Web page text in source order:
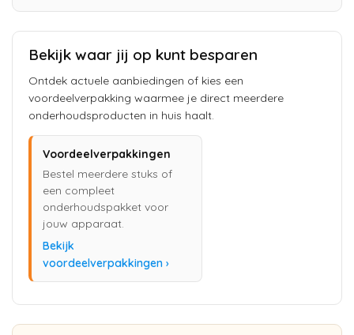
Bekijk waar jij op kunt besparen
Ontdek actuele aanbiedingen of kies een
voordeelverpakking waarmee je direct meerdere
onderhoudsproducten in huis haalt.
Voordeelverpakkingen
Bestel meerdere stuks of
een compleet
onderhoudspakket voor
jouw apparaat.
Bekijk
voordeelverpakkingen ›